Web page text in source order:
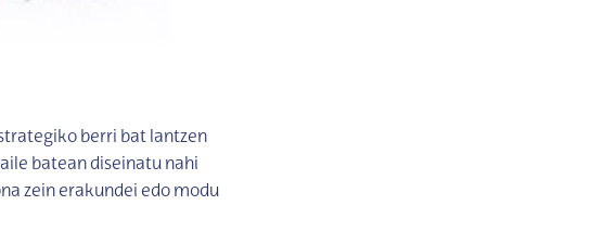
berri bat lantzen
batean diseinatu nahi
zein erakundei edo modu